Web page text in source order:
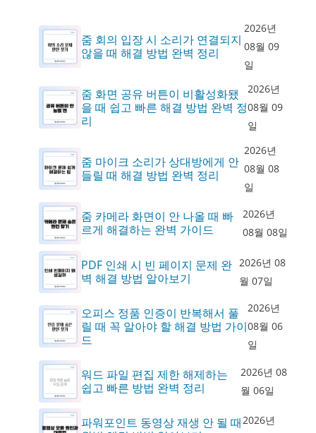
줌 회의 입장 시 소리가 연결되지
않을 때 해결 방법 완벽 정리
2026년
08월 09
일
줌 화면 공유 버튼이 비활성화됐
을 때 쉽고 빠른 해결 방법 완벽 정
리
2026년
08월 09
일
줌 마이크 소리가 상대방에게 안
들릴 때 해결 방법 완벽 정리
2026년
08월 08
일
줌 카메라 화면이 안 나올 때 빠
르게 해결하는 완벽 가이드
2026년
08월 08일
PDF 인쇄 시 빈 페이지 문제 완
벽 해결 방법 알아보기
2026년 08
월 07일
오피스 정품 인증이 반복해서 풀
릴 때 꼭 알아야 할 해결 방법 가이
드
2026년
08월 06
일
워드 파일 편집 제한 해제하는
쉽고 빠른 방법 완벽 정리
2026년 08
월 06일
파워포인트 동영상 재생 안 될 때2026년